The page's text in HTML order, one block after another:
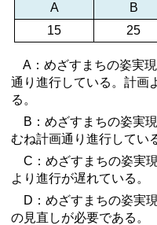
A B
15
25
A：めざすまちの姿実
通り進行している。計画
る。
B：めざすまちの姿実
むね計画通り進行してい
C：めざすまちの姿実
より進行が遅れている。
D：めざすまちの姿実
の見直しが必要である。